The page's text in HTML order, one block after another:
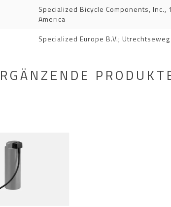
Specialized Bicycle Components,
America
Specialized Europe B.V.;